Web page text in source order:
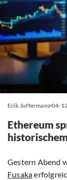
Erik Juffermans 04-
Ethereum
Gestern Abend
Fusaka